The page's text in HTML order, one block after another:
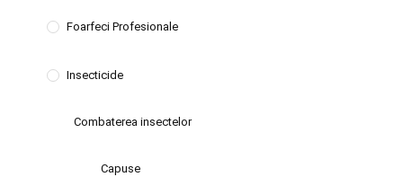
Foarfeci Profesionale
Insecticide
Combaterea insectelor
Capuse